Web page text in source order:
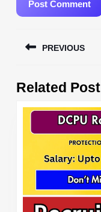
navigation
PREVIOUS
post:
Related Post